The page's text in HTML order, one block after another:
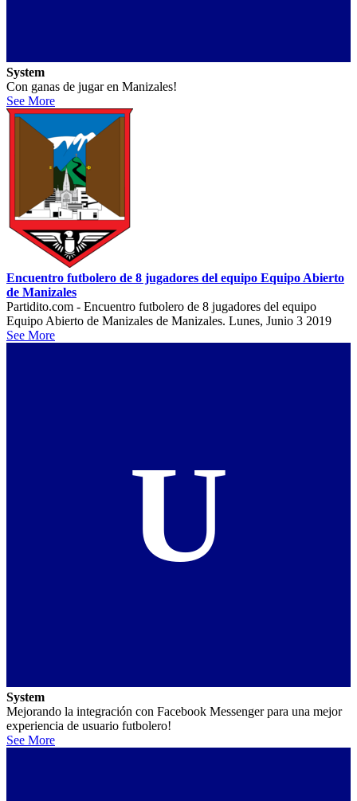
System
Con ganas de jugar en Manizales!
See More
Encuentro futbolero de 8 jugadores del equipo Equipo Abierto
de Manizales
Partidito.com - Encuentro futbolero de 8 jugadores del equipo
Equipo Abierto de Manizales de Manizales. Lunes, Junio 3 2019
See More
U
System
Mejorando la integración con Facebook Messenger para una mejor
experiencia de usuario futbolero!
See More